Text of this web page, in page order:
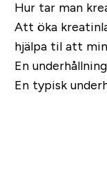
Hur tar man
Att öka
hjälpa til att
En
En typisk